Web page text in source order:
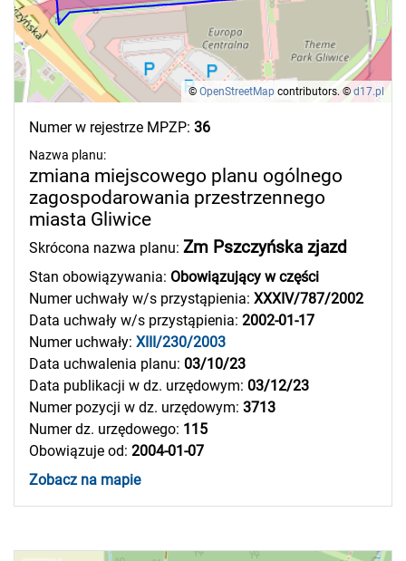
© OpenStreetMap contributors. © d17.pl
Numer w rejestrze MPZP: 36
Nazwa planu:
zmiana miejscowego planu ogólnego
zagospodarowania przestrzennego
miasta Gliwice
Skrócona nazwa planu: Zm Pszczyńska zjazd
Stan obowiązywania: Obowiązujący w części
Numer uchwały w/s przystąpienia: XXXIV/787/2002
Data uchwały w/s przystąpienia: 2002-01-17
Numer uchwały: XIII/230/2003
Data uchwalenia planu: 03/10/23
Data publikacji w dz. urzędowym: 03/12/23
Numer pozycji w dz. urzędowym: 3713
Numer dz. urzędowego: 115
Obowiązuje od: 2004-01-07
Zobacz na mapie